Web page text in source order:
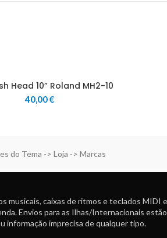
Head 10” Roland MH2-10
40,00€
do Tema -> Loja -> Marcas
musicais, caixas de ritmos e teclados
Envios para as Ilhas/Internacionais
informação imprecisa de qualquer tipo.